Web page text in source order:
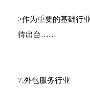
>作为重要的基础行
待出台……
7.外包服务行业